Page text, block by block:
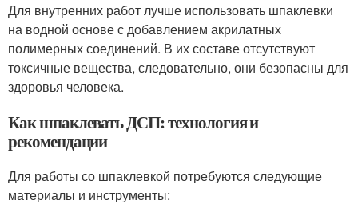
Для внутренних работ лучше использовать шпаклевки
на водной основе с добавлением акрилатных
полимерных соединений. В их составе отсутствуют
токсичные вещества, следовательно, они безопасны для
здоровья человека.
Как шпаклевать ДСП: технология и
рекомендации
Для работы со шпаклевкой потребуются следующие
материалы и инструменты: